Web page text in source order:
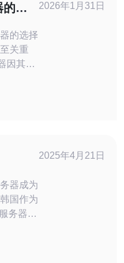
优
的选择
关重
因其卓
业的最
2026年1月31日
器成为
国作为
务器租
2025年4月21日